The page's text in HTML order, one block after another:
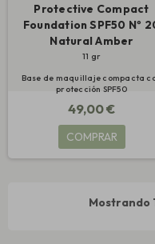
Protective Compact
Foundation SPF50 Nº
Natural Amber
11 gr
Base de maquillaje compacta
protección SPF50
49,00 €
COMPRAR
Mostrando